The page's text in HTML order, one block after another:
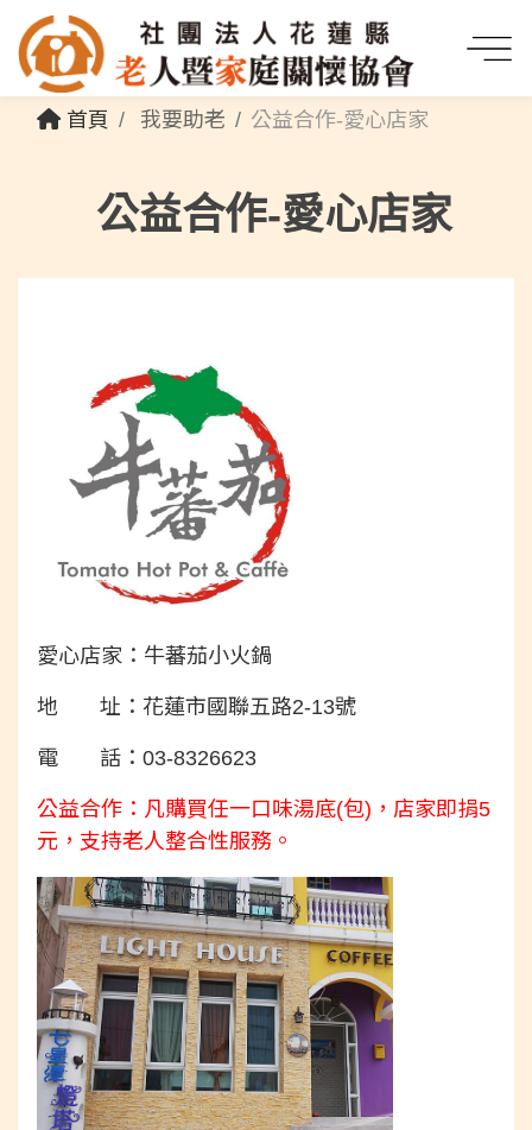
首頁 我要助老 公益合作-愛心店家
公益合作-愛心店家
愛心店家：牛蕃茄小火鍋
地 址：花蓮市國聯五路2-13號
電 話：03-8326623
公益合作：凡購買任一口味湯底(包)，店家即捐5
元，支持老人整合性服務。